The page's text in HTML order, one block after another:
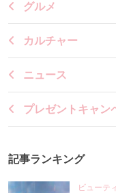
グルメ
カルチャー
ニュース
プレゼントキャン
記事ランキング
ビューテ